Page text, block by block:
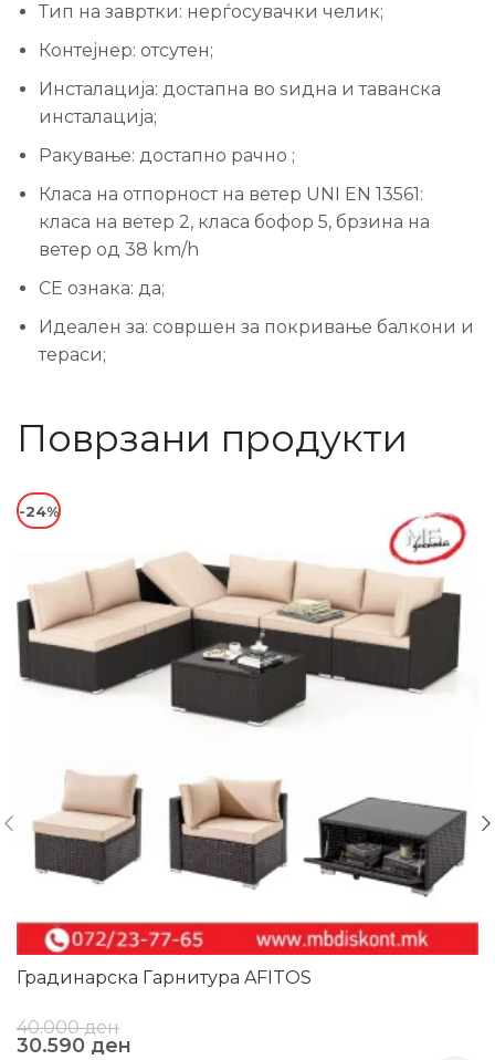
Тип на завртки: нерѓосувачки челик;
Контејнер: отсутен;
Инсталација: достапна во ѕидна и таванска
инсталација;
Ракување: достапно рачно ;
Класа на отпорност на ветер UNI EN 13561:
класа на ветер 2, класа бофор 5, брзина на
ветер од 38 km/h
CE ознака: да;
Идеален за: совршен за покривање балкони и
тераси;
Поврзани продукти
-24%
Градинарска Гарнитура AFITOS
40.000ден
30.590 ден